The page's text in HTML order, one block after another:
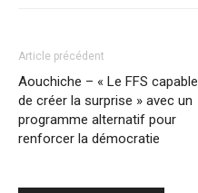
Article précédent
Aouchiche – « Le FFS capable
de créer la surprise » avec un
programme alternatif pour
renforcer la démocratie